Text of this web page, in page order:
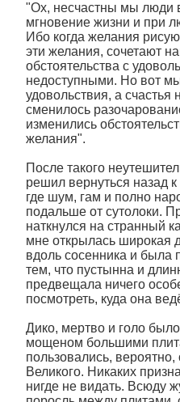
"Ох, несчастны мы люди
мгновение жизни и при
Ибо когда желания
эти желания, сочетают
обстоятельства с
недоступными. Но вот
удовольствия, а счастья
сменилось
изменились
желания".
После такого
решил вернуться назад
где шум, гам и полно
подальше от сутолоки.
наткнулся на странный
мне открылась широкая
вдоль сосенника и была
тем, что пустынна и
предвещала ничего
посмотреть, куда она
Дико, мертво и голо
мощеном большими
пользовались,
Великого. Никаких
нигде не видать. Всюду